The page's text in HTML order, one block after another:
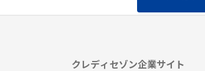
クレディセゾン企業サイト